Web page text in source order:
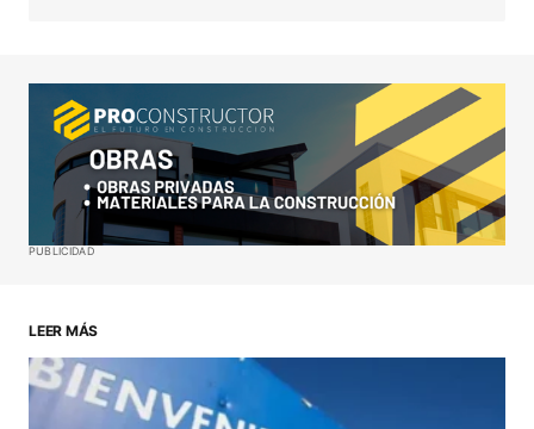
Your Name*
Your E-mail*
ENVIAR COMENTARIO
PUBLICIDAD
LEER MÁS